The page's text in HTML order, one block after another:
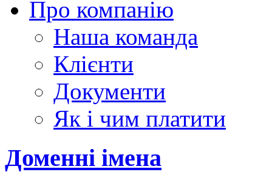
Про компанію
Наша команда
Клієнти
Документи
Як і чим платити
Доменні імена